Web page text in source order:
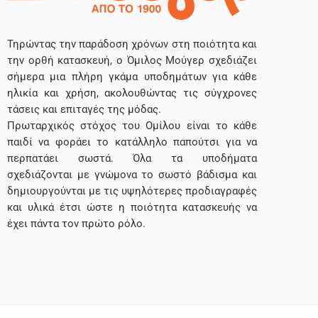
By Mouyer
SOFT
Τηρώντας την παράδοση χρόνων στη ποιότητα και
την ορθή κατασκευή, ο Όμιλος Μούγερ σχεδιάζει
σήμερα μια πλήρη γκάμα υποδημάτων για κάθε
ηλικία και χρήση, ακολουθώντας τις σύγχρονες
τάσεις και επιταγές της μόδας.
Πρωταρχικός στόχος του Ομίλου είναι το κάθε
παιδί να φοράει το κατάλληλο παπούτσι για να
περπατάει σωστά. Όλα τα υποδήματα
σχεδιάζονται με γνώμονα το σωστό βάδισμα και
δημιουργούνται με τις υψηλότερες προδιαγραφές
και υλικά έτσι ώστε η ποιότητα κατασκευής να
έχει πάντα τον πρώτο ρόλο.